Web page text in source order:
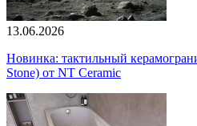
13.06.2026
Новинка: тактильный
Stone) от NT Ceramic